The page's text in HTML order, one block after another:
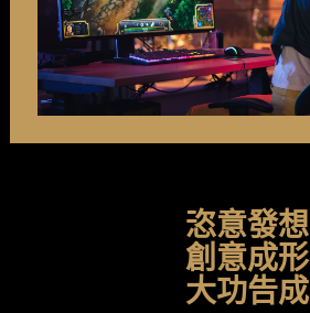
恣意發想
創意成形
大功告成